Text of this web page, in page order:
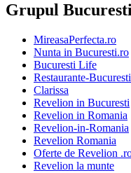
Grupul
MireasaPerfecta.ro
Nunta in Bucuresti.ro
Bucuresti Life
Restaurante-
Clarissa
Revelion in Bucuresti
Revelion in Romania
Revelion-in-Romania
Revelion Romania
Oferte de Revelion
Revelion la munte